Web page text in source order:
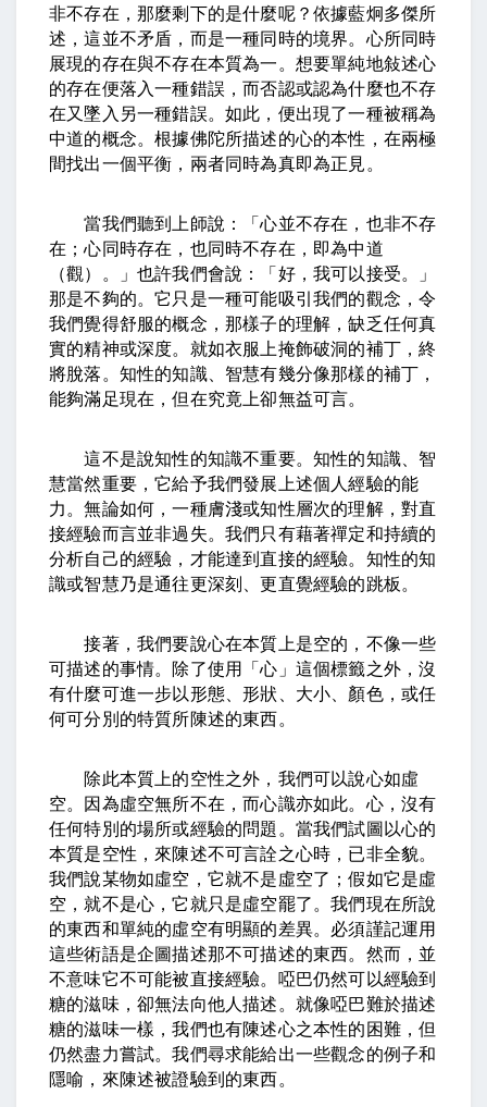
非不存在，那麼剩下的是什麼呢？依據藍炯多傑所
述，這並不矛盾，而是一種同時的境界。心所同時
展現的存在與不存在本質為一。想要單純地敍述心
的存在便落入一種錯誤，而否認或認為什麼也不存
在又墜入另一種錯誤。如此，便出現了一種被稱為
中道的概念。根據佛陀所描述的心的本性，在兩極
間找出一個平衡，兩者同時為真即為正見。
當我們聽到上師說：「心並不存在，也非不存
在；心同時存在，也同時不存在，即為中道
（觀）。」也許我們會說：「好，我可以接受。」
那是不夠的。它只是一種可能吸引我們的觀念，令
我們覺得舒服的概念，那樣子的理解，缺乏任何真
實的精神或深度。就如衣服上掩飾破洞的補丁，終
將脫落。知性的知識、智慧有幾分像那樣的補丁，
能夠滿足現在，但在究竟上卻無益可言。
這不是說知性的知識不重要。知性的知識、智
慧當然重要，它給予我們發展上述個人經驗的能
力。無論如何，一種膚淺或知性層次的理解，對直
接經驗而言並非過失。我們只有藉著禪定和持續的
分析自己的經驗，才能達到直接的經驗。知性的知
識或智慧乃是通往更深刻、更直覺經驗的跳板。
接著，我們要說心在本質上是空的，不像一些
可描述的事情。除了使用「心」這個標籤之外，沒
有什麼可進一步以形態、形狀、大小、顏色，或任
何可分別的特質所陳述的東西。
除此本質上的空性之外，我們可以說心如虛
空。因為虛空無所不在，而心識亦如此。心，沒有
任何特別的場所或經驗的問題。當我們試圖以心的
本質是空性，來陳述不可言詮之心時，已非全貌。
我們說某物如虛空，它就不是虛空了；假如它是虛
空，就不是心，它就只是虛空罷了。我們現在所說
的東西和單純的虛空有明顯的差異。必須謹記運用
這些術語是企圖描述那不可描述的東西。然而，並
不意味它不可能被直接經驗。啞巴仍然可以經驗到
糖的滋味，卻無法向他人描述。就像啞巴難於描述
糖的滋味一樣，我們也有陳述心之本性的困難，但
仍然盡力嘗試。我們尋求能給出一些觀念的例子和
隱喻，來陳述被證驗到的東西。